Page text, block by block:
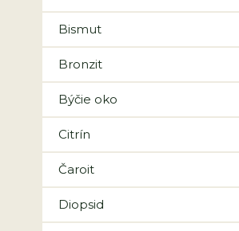
Bismut
Bronzit
Býčie oko
Citrín
Čaroit
Diopsid